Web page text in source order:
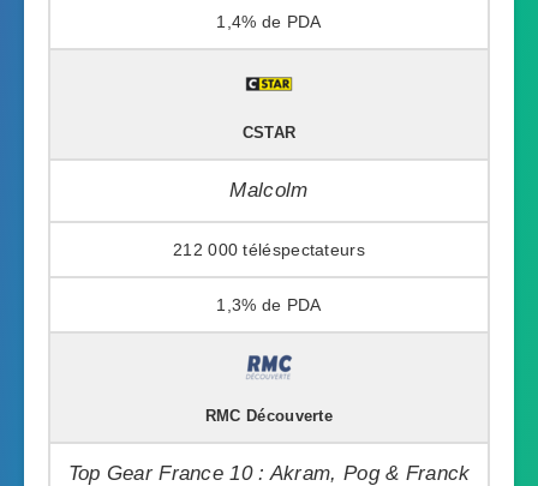
1,4%
CSTAR
Malcolm
212 000
1,3%
RMC Découverte
Top Gear France 10 : Akram, Pog & Franck